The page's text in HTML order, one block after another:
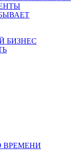
БИЗНЕС
ВРЕМЕНИ